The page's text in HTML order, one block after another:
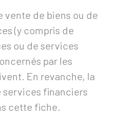
vente de biens ou de
(y compris de
ou de services
par les
En revanche, la
financiers
cette fiche.